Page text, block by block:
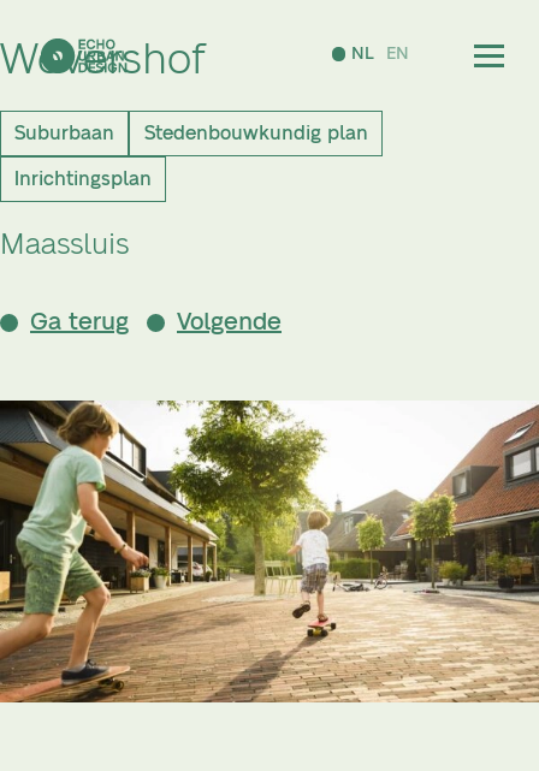
NL EN
Wevershof
Suburbaan
Stedenbouwkundig plan
Inrichtingsplan
Maassluis
Ga terug Volgende